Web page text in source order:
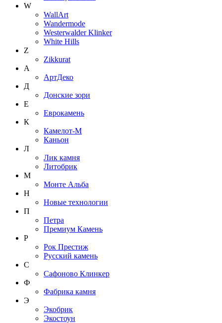
W
WallArt
Wandermode
Westerwalder Klinker
White Hills
Z
Zikkurat
А
АртДеко
Д
Донские зори
Е
Еврокамень
К
Камелот-М
Каньон
Л
Лик камня
Литобрик
М
Монте Альба
Н
Новые технологии
П
Петра
Премиум Камень
Р
Рок Престиж
Русский камень
С
Сафоново Клинкер
Ф
Фабрика камня
Э
Экобрик
Экостоун